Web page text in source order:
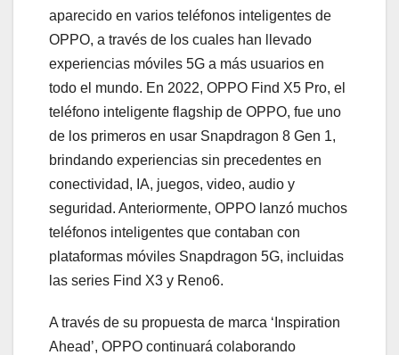
aparecido en varios teléfonos inteligentes de
OPPO, a través de los cuales han llevado
experiencias móviles 5G a más usuarios en
todo el mundo. En 2022, OPPO Find X5 Pro, el
teléfono inteligente flagship de OPPO, fue uno
de los primeros en usar Snapdragon 8 Gen 1,
brindando experiencias sin precedentes en
conectividad, IA, juegos, video, audio y
seguridad. Anteriormente, OPPO lanzó muchos
teléfonos inteligentes que contaban con
plataformas móviles Snapdragon 5G, incluidas
las series Find X3 y Reno6.
A través de su propuesta de marca ‘Inspiration
Ahead’, OPPO continuará colaborando